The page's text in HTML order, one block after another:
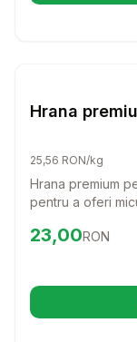
Hrana
25,56 RON/kg
Hrana premium
pentru a oferi
hrana va ajuta la
Preț:23.00
23,00RON